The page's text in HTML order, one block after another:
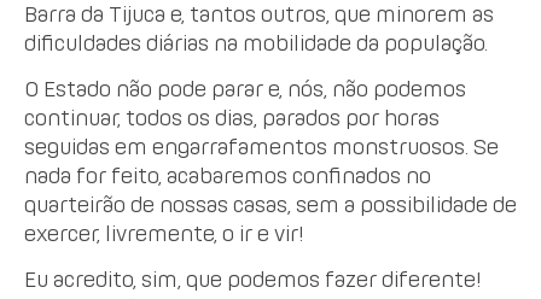
Barra da Tijuca e, tantos outros, que minorem as
dificuldades diárias na mobilidade da população.
O Estado não pode parar e, nós, não podemos
continuar, todos os dias, parados por horas
seguidas em engarrafamentos monstruosos. Se
nada for feito, acabaremos confinados no
quarteirão de nossas casas, sem a possibilidade de
exercer, livremente, o ir e vir!
Eu acredito, sim, que podemos fazer diferente!